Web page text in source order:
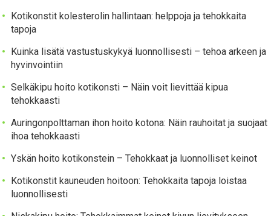
Kotikonstit kolesterolin hallintaan: helppoja ja tehokkaita
tapoja
Kuinka lisätä vastustuskykyä luonnollisesti – tehoa arkeen ja
hyvinvointiin
Selkäkipu hoito kotikonsti – Näin voit lievittää kipua
tehokkaasti
Auringonpolttaman ihon hoito kotona: Näin rauhoitat ja suojaat
ihoa tehokkaasti
Yskän hoito kotikonstein – Tehokkaat ja luonnolliset keinot
Kotikonstit kauneuden hoitoon: Tehokkaita tapoja loistaa
luonnollisesti